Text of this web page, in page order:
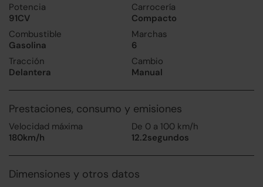
Potencia
91CV
Carrocería
Compacto
Combustible
Gasolina
Marchas
6
Tracción
Delantera
Cambio
Manual
Prestaciones, consumo y emisiones
Velocidad máxima
180km/h
De 0 a 100 km/h
12.2segundos
Dimensiones y otros datos